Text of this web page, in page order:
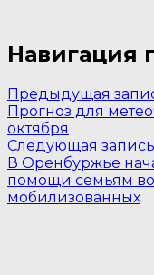
Навигация
Предыдущая
Прогноз для
октября
Следующая запись
В Оренбуржье
помощи семьям
мобилизованных